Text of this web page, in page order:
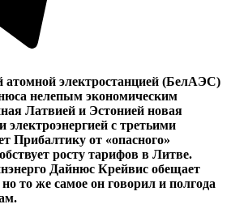
атомной электростанцией (БелАЭС)
нелепым экономическим
Латвией и Эстонией новая
электроэнергией с третьими
Прибалтику от «опасного»
росту тарифов в Литве.
Дайнюс Крейвис обещает
то же самое он говорил и полгода